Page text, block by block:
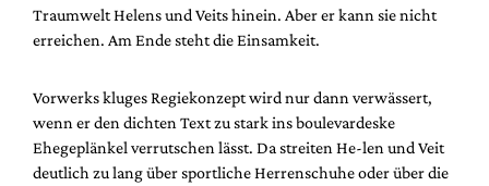
Traumwelt Helens und Veits hinein. Aber er kann sie nicht
erreichen. Am Ende steht die Einsamkeit.
Vorwerks kluges Regiekonzept wird nur dann verwässert,
wenn er den dichten Text zu stark ins boulevardeske
Ehegeplänkel verrutschen lässt. Da streiten He-len und Veit
deutlich zu lang über sportliche Herrenschuhe oder über die